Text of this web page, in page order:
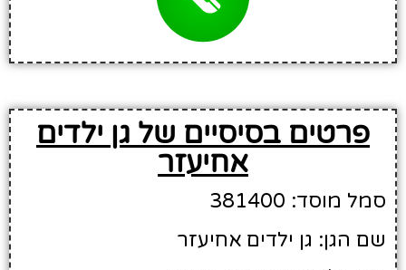
פרטים בסיסיים של גן ילדים
אחיעזר
סמל מוסד: 381400
שם הגן: גן ילדים אחיעזר